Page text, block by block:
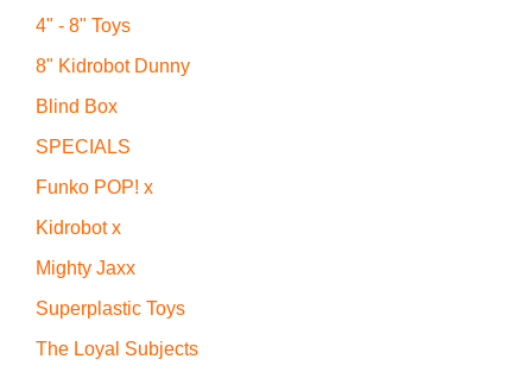
4" - 8" Toys
8" Kidrobot Dunny
Blind Box
SPECIALS
Funko POP! x
Kidrobot x
Mighty Jaxx
Superplastic Toys
The Loyal Subjects